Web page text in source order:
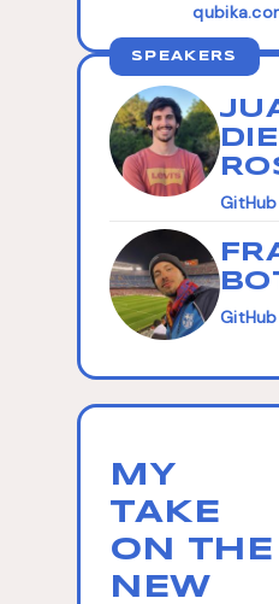
SPEAKERS
GitHub
GitHub
MY
TAKE
ON THE
NEW